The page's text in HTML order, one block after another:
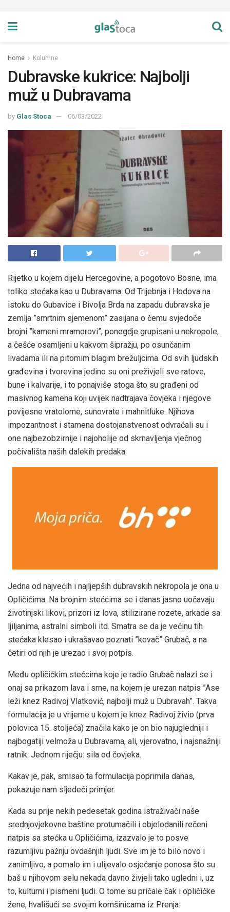
Home Kolumne
Dubravske kukrice: Najbolji
muž u Dubravama
by Glas Stoca 06/03/2022
Rijetko u kojem dijelu Hercegovine, a pogotovo Bosne, ima
toliko stećaka kao u Dubravama. Od Trijebnja i Hodova na
istoku do Gubavice i Bivolja Brda na zapadu dubravska je
zemlja ”smrtnim sjemenom” zasijana o čemu svjedoče
brojni ”kameni mramorovi”, ponegdje grupisani u nekropole,
a češće osamljeni u kakvom šipražju, po osunčanim
livadama ili na pitomim blagim brežuljcima. Od svih ljudskih
građevina i tvorevina jedino su oni preživjeli sve ratove,
bune i kalvarije, i to ponajviše stoga što su građeni od
masivnog kamena koji uvijek nadtrajava čovjeka i njegove
povijesne vratolome, sunovrate i mahnitluke. Njihova
impozantnost i stamena dostojanstvenost odvraćali su i
one najbezobzirnije i najoholije od skrnavljenja vječnog
počivališta naših dalekih predaka.
Jedna od najvećih i najljepših dubravskih nekropola je ona u
Opličićima. Na brojnim stećcima se i danas jasno uočavaju
životinjski likovi, prizori iz lova, stilizirane rozete, arkade sa
ljiljanima, astralni simboli itd. Smatra se da je većinu tih
stećaka klesao i ukrašavao poznati ”kovač” Grubač, a na
četiri od njih je urezao i svoj potpis.
Među opličićkim stećcima koje je radio Grubač nalazi se i
onaj sa prikazom lava i srne, na kojem je urezan natpis ”Ase
leži knez Radivoj Vlatković, najbolji muž u Dubravah”. Takva
formulacija je u vrijeme u kojem je knez Radivoj živio (prva
polovica 15. stoljeća) značila kako je on bio najugledniji i
najbogatiji velmoža u Dubravama, ali, vjerovatno, i najsnažniji
ratnik. Jednom riječju: sila od čovjeka.
Kakav je, pak, smisao ta formulacija poprimila danas,
pokazuje nam sljedeći primjer:
Kada su prije nekih pedesetak godina istraživači naše
srednjovjekovne baštine protumačili i objelodanili rečeni
natpis sa stećka u Opličićima, izazvalo je to posve
razumljivu pažnju ovdašnjih ljudi. Sve im je to bilo novo i
zanimljivo, a pomalo im i ulijevalo osjećanje ponosa što su
baš u njihovom selu nekada davno živjeli tako ugledni i, uz
to, kulturni i pismeni ljudi. O tome su pričale čak i opličićke
žene, hvališući se svojim komšinicama iz Prenja: